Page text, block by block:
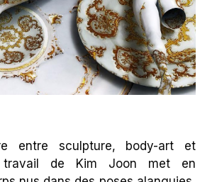
entre sculpture, body-art et
travail de Kim Joon met en